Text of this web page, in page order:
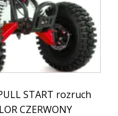
START rozruch
CZERWONY